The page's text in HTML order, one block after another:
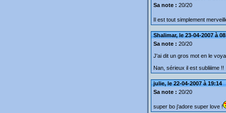
Sa note : 20/20
Il est tout simplement
Shalimar, le 23-04-2007 à
Sa note : 20/20
J'ai dit un gros mot en le
Nan, sérieux il est subliiime !!
julie, le 22-04-2007 à 19:14
Sa note : 20/20
super bo j'adore super love !